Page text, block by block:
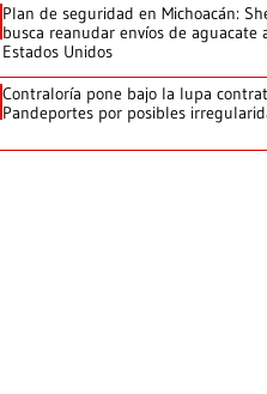
Plan de seguridad en Michoacán:
busca reanudar envíos de aguacate
Estados Unidos
Contraloría pone bajo la lupa
Pandeportes por posibles